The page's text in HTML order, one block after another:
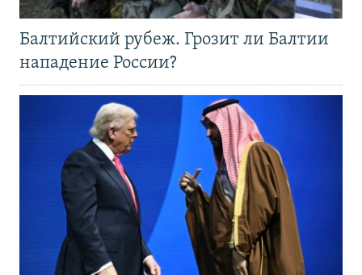
Балтийский рубеж. Грозит ли Балтии
нападение России?